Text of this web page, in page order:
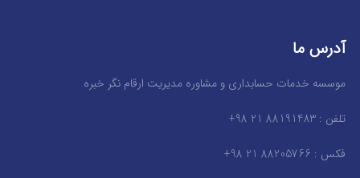
آدرس ما
موسسه خدمات حسابداری و مشاوره مدیریت ارقام نگر خبره
تلفن : 88191483 21 98+
فکس : 88205766 21 98+